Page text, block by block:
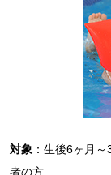
対象 ：生後6ヶ月
者の方